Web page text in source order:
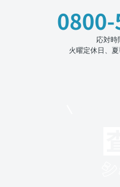
応対
火曜定休日、